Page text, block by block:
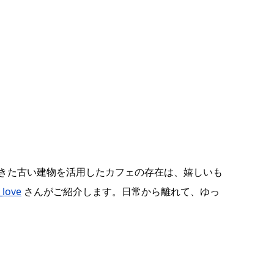
古い建物を活用したカフェの存在は、嬉しいも
さんがご紹介します。日常から離れて、ゆっ